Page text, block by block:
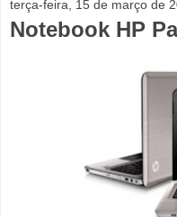
terça-feira, 15 de março de
Notebook HP